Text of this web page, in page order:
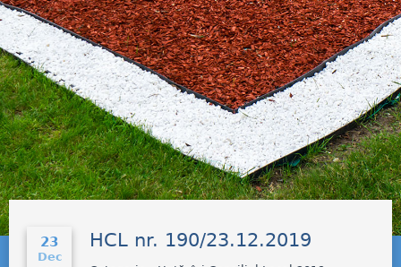
23
Dec
HCL nr. 190/23.12.2019